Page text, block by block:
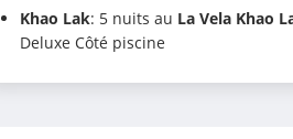
Khao Lak: 5 nuits au La Vela Khao
Deluxe Côté piscine